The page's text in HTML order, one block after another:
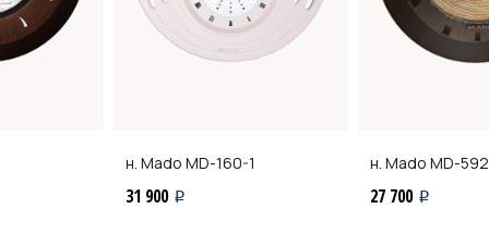
н. Mado MD-160-1
31 900 i
н. Mado MD-592
27 700 i